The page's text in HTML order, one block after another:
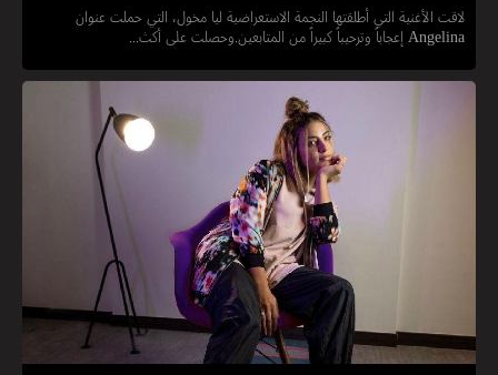
لاقت الأغنية التي أطلقتها النجمة الاستعراضية ليا مخول، التي حملت عنوان
Angelina إعجاباً وترحيباً كبيراً من المتابعين.وحصلت على أكث...